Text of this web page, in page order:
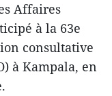
Affaires
à la 63e
consultative
à Kampala, en